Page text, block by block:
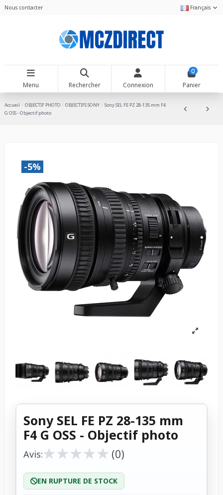
Nous contacter Français
Menu Rechercher Connexion
0
Panier
Accueil OBJECTIF PHOTO OBJECTIFS SONY
Sony SEL FE PZ 28-135 mm F4
G OSS - Objectif photo
-5%
Sony SEL FE PZ 28-135 mm
F4 G OSS - Objectif photo
Avis:★
★★
★★
★★
★★
★ (0)
EN RUPTURE DE STOCK